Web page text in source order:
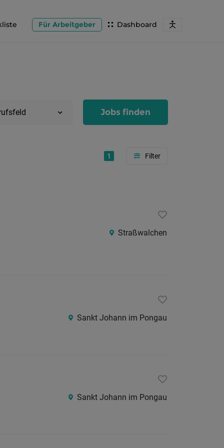
Dashboard
Für Arbeitgeber
Jobs finden
1
Straßwalchen
Sankt Johann im Pongau
Sankt Johann im Pongau